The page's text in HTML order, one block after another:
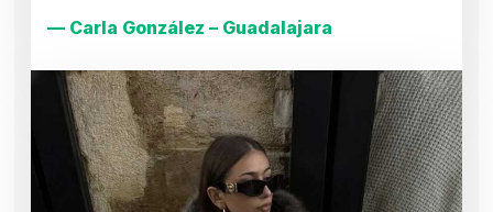
— Carla González – Guadalajara